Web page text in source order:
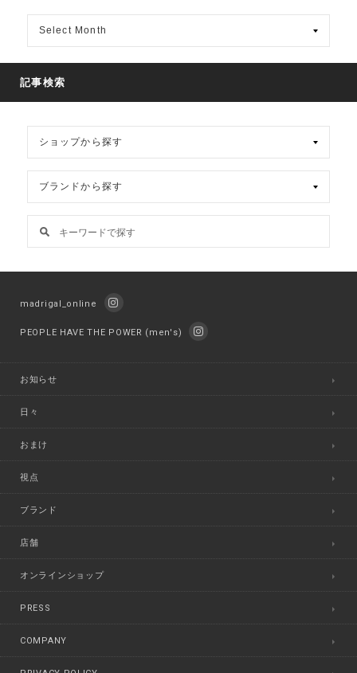
ア
ー
カ
イ
ブ
記事検索
madrigal_online
PEOPLE HAVE THE POWER (men's)
お知らせ
日々
おまけ
視点
ブランド
店舗
オンラインショップ
PRESS
COMPANY